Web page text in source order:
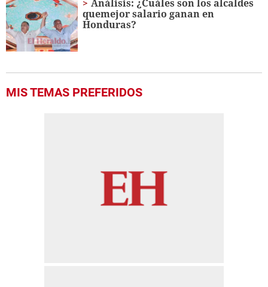
Análisis: ¿Cuáles son los alcaldes
quemejor salario ganan en
Honduras?
MIS TEMAS PREFERIDOS